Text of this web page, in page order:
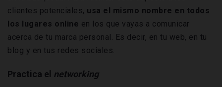
clientes potenciales, usa el mismo nombre en todos
los lugares online en los que vayas a comunicar
acerca de tu marca personal. Es decir, en tu web, en tu
blog y en tus redes sociales.
Practica el networking